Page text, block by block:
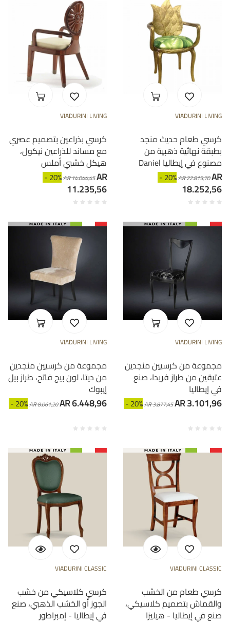
VIADURINI LIVING
كرسي بذراعين بتصميم عصري
مع مساند للذراعين نيكول،
هيكل خشبي أملس
- 20%AR 14.044,45AR
11.235,56
VIADURINI LIVING
كرسي طعام حديث منجد
بطبقة نهائية ذهبية من
Daniel مصنوع في إيطاليا
- 20%AR 22.815,70AR
18.252,56
VIADURINI LIVING
مجموعة من كرسيين منجدين
من ديتا، لون بيج فاتح، طراز بيل
إيبوك
- 20%AR 8.061,20AR 6.448,96
VIADURINI LIVING
مجموعة من كرسيين منجدين
عتيقين من طراز فريدا، صنع
في إيطاليا
- 20%AR 3.877,45AR 3.101,96
VIADURINI CLASSIC
كرسي كلاسيكي من خشب
الجوز أو الخشب الذهبي، صنع
في إيطاليا - إمبراطور
VIADURINI CLASSIC
كرسي طعام من الخشب
والقماش بتصميم كلاسيكي،
صنع في إيطاليا - هيليزا